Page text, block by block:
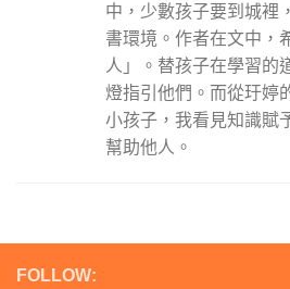
中，少數孩子要到城裡
書環境。作者在文中，
人」。替孩子在學習的
燈指引他們。而從玗婷
小孩子，我看見知識賦
幫助他人。
FOLLOW: